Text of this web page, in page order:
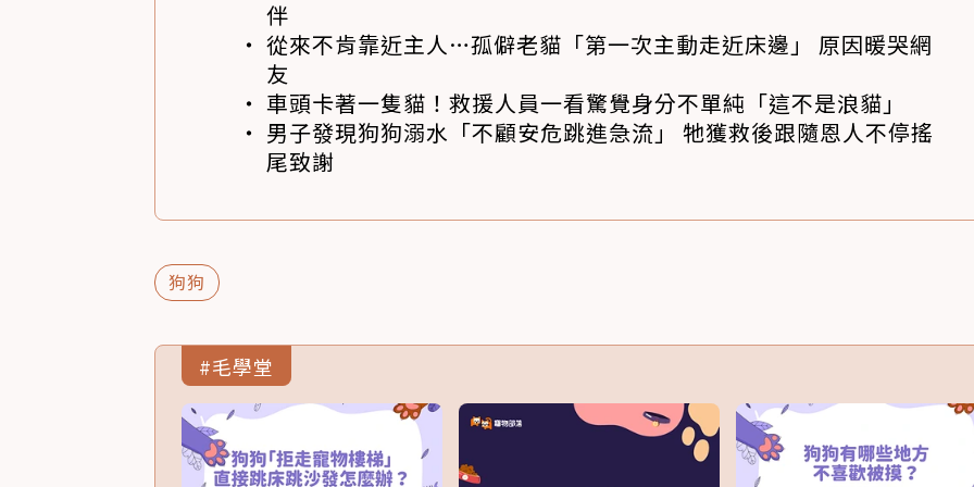
伴
從來不肯靠近主人…孤僻老貓「第一次主動走近床邊」 原因暖哭網
友
車頭卡著一隻貓！救援人員一看驚覺身分不單純「這不是浪貓」
男子發現狗狗溺水「不顧安危跳進急流」 牠獲救後跟隨恩人不停搖
尾致謝
狗狗
#毛學堂